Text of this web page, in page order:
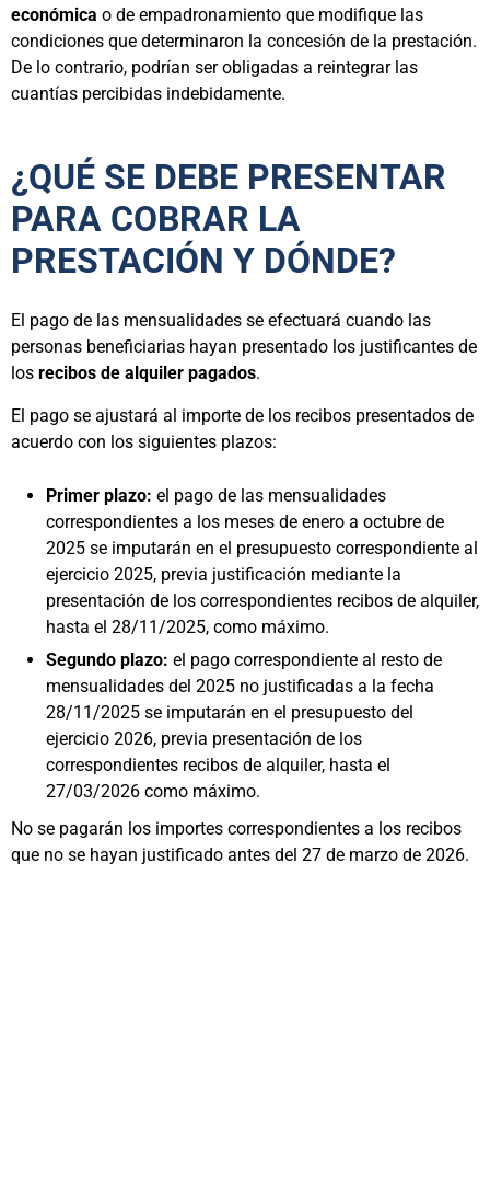
económica o de empadronamiento que modifique las
condiciones que determinaron la concesión de la prestación.
De lo contrario, podrían ser obligadas a reintegrar las
cuantías percibidas indebidamente.
¿QUÉ SE DEBE PRESENTAR
PARA COBRAR LA
PRESTACIÓN Y DÓNDE?
El pago de las mensualidades se efectuará cuando las
personas beneficiarias hayan presentado los justificantes de
los recibos de alquiler pagados.
El pago se ajustará al importe de los recibos presentados de
acuerdo con los siguientes plazos:
Primer plazo: el pago de las mensualidades
correspondientes a los meses de enero a octubre de
2025 se imputarán en el presupuesto correspondiente al
ejercicio 2025, previa justificación mediante la
presentación de los correspondientes recibos de alquiler,
hasta el 28/11/2025, como máximo.
Segundo plazo: el pago correspondiente al resto de
mensualidades del 2025 no justificadas a la fecha
28/11/2025 se imputarán en el presupuesto del
ejercicio 2026, previa presentación de los
correspondientes recibos de alquiler, hasta el
27/03/2026 como máximo.
No se pagarán los importes correspondientes a los recibos
que no se hayan justificado antes del 27 de marzo de 2026.